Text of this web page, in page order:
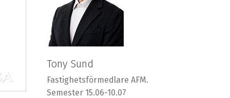
Tony Sund
Fastighetsförmedlare AFM.
Semester 15.06-10.07